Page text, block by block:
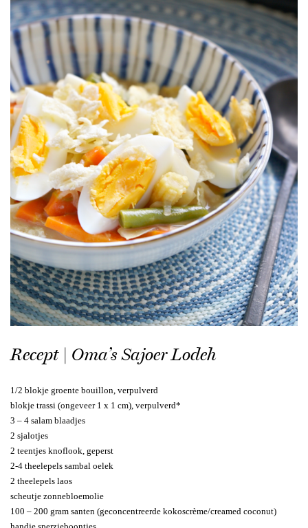
Recept | Oma’s Sajoer Lodeh
1/2 blokje groente bouillon, verpulverd
blokje trassi (ongeveer 1 x 1 cm), verpulverd*
3 – 4 salam blaadjes
2 sjalotjes
2 teentjes knoflook, geperst
2-4 theelepels sambal oelek
2 theelepels laos
scheutje zonnebloemolie
100 – 200 gram santen (geconcentreerde kokoscrème/creamed coconut)